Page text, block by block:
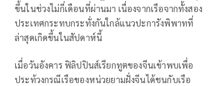
ขึ้นในช่วงไม่กี่เดือนที่ผ่านมา เนื่องจากเรือจากทั้งสอง
ประเทศกระทบกระทั่งกันใกล้แนวปะการังพิพาทที่
ล่าสุดเกิดขึ้นในสัปดาห์นี้
เมื่อวันอังคาร ฟิลิปปินส์เรียกทูตของจีนเข้าพบเพื่อ
ประท้วงกรณีเรือของหน่วยยามฝั่งจีนได้ชนกับเรือ